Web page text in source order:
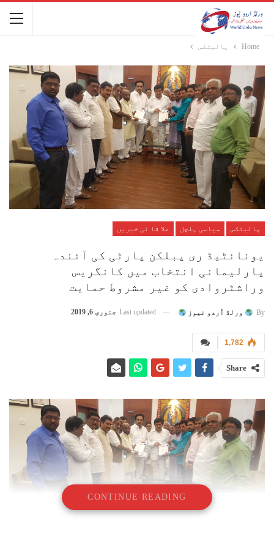
Home پالیٹکس
پالیٹکس سیاسی ہلچل علا قا ئی خبریں
یونائٹیڈ ری پبلکن پارٹی کی آئندہ
پارلیمانی انتخاب میں کانگریس
وراشٹروادی کو غیر مشروط حمایت
By ورلڈ اُردو نیوز Last updated جنوری 6, 2019
1,782
Share
CONTINUE READING